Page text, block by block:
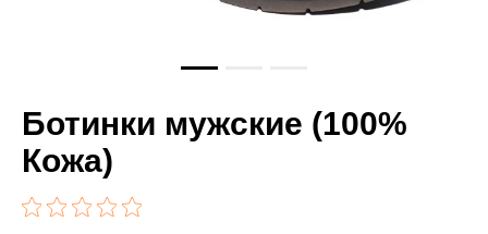
Ботинки мужские (100%
Кожа)